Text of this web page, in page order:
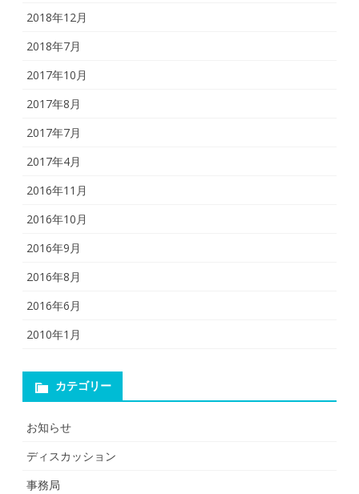
2018年12月
2018年7月
2017年10月
2017年8月
2017年7月
2017年4月
2016年11月
2016年10月
2016年9月
2016年8月
2016年6月
2010年1月
カテゴリー
お知らせ
ディスカッション
事務局